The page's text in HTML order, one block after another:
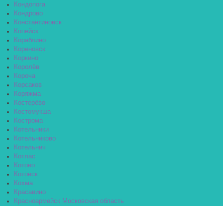
Кондопога
Кондрово
Константиновск
Копейск
Кораблино
Кореновск
Коркино
Королёв
Короча
Корсаков
Коряжма
Костерёво
Костомукша
Кострома
Котельники
Котельниково
Котельнич
Котлас
Котово
Котовск
Кохма
Красавино
Красноармейск Московская область